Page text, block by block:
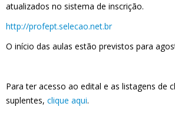
atualizados no sistema de inscrição.
http://profept.selecao.net.br
O início das aulas estão previstos para
Para ter acesso ao edital e as listagens de
suplentes, clique aqui.